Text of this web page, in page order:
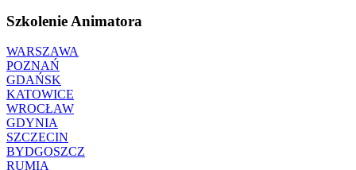
Szkolenie Animatora
WARSZAWA
POZNAŃ
GDAŃSK
KATOWICE
WROCŁAW
GDYNIA
SZCZECIN
BYDGOSZCZ
RUMIA